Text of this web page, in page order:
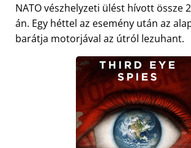
NATO vészhelyzeti ülést hívott össze
án. Egy héttel az esemény után az
barátja motorjával az útról lezuhant.